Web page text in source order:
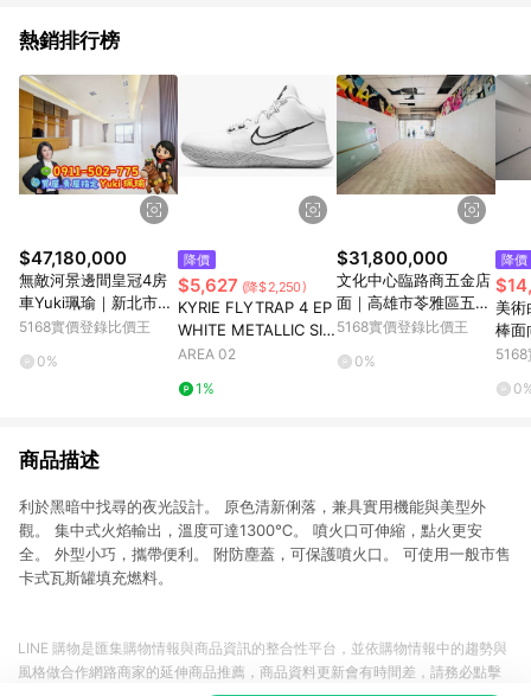
熱銷排行榜
$47,180,000
無敵河景邊間皇冠4房
車Yuki珮瑜｜新北市板
橋區中山路二段
5168實價登錄比價王
0%
降價
$5,627 (降$2,250)
KYRIE FLYTRAP 4 EP
WHITE METALLIC SIL
VER
AREA 02
1%
$31,800,000
文化中心臨路商五金店
面｜高雄市苓雅區五福
一路
5168實價登錄比價王
0%
降價
美術
棒面
雄市
商品描述
利於黑暗中找尋的夜光設計。 原色清新俐落，兼具實用機能與美型外
觀。 集中式火焰輸出，溫度可達1300℃。 噴火口可伸縮，點火更安
全。 外型小巧，攜帶便利。 附防塵蓋，可保護噴火口。 可使用一般市售
卡式瓦斯罐填充燃料。
LINE 購物是匯集購物情報與商品資訊的整合性平台，並依購物情報中的趨勢與
風格做合作網路商家的延伸商品推薦，商品資料更新會有時間差，請務必點擊